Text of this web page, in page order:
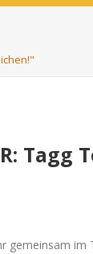
gemeinsam